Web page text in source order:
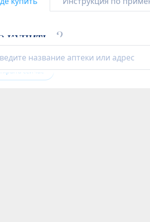
купить 2
сейчас